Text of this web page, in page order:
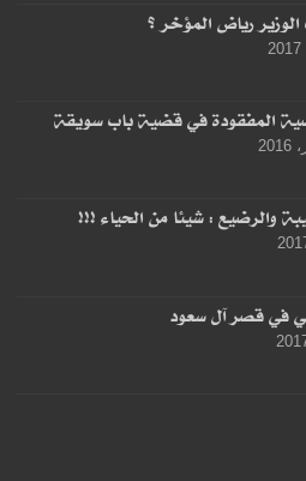
رياض المؤخر ؟
المفقودة في قضية باب سويقة
والرضيع : شيئا من الحياء !!!
في قصر آل سعود